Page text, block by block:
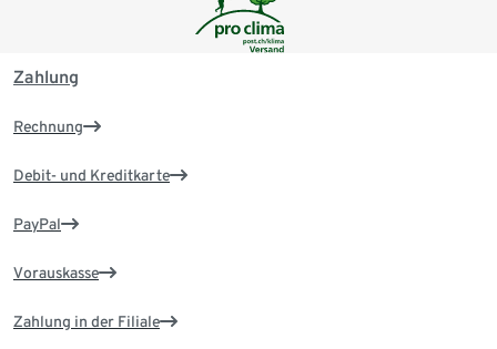
Zahlung
Rechnung
Debit- und Kreditkarte
PayPal
Vorauskasse
Zahlung in der Filiale